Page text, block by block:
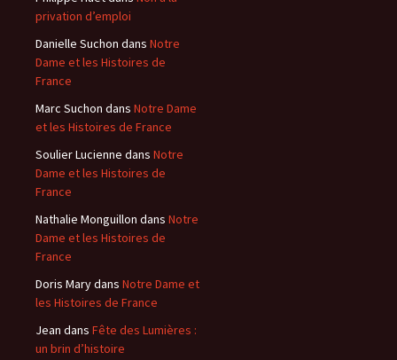
privation d’emploi
Danielle Suchon dans Notre
Dame et les Histoires de
France
Marc Suchon dans Notre Dame
et les Histoires de France
Soulier Lucienne dans Notre
Dame et les Histoires de
France
Nathalie Monguillon dans Notre
Dame et les Histoires de
France
Doris Marydans Notre Dame et
les Histoires de France
Jean dans Fête des Lumières :
un brin d’histoire